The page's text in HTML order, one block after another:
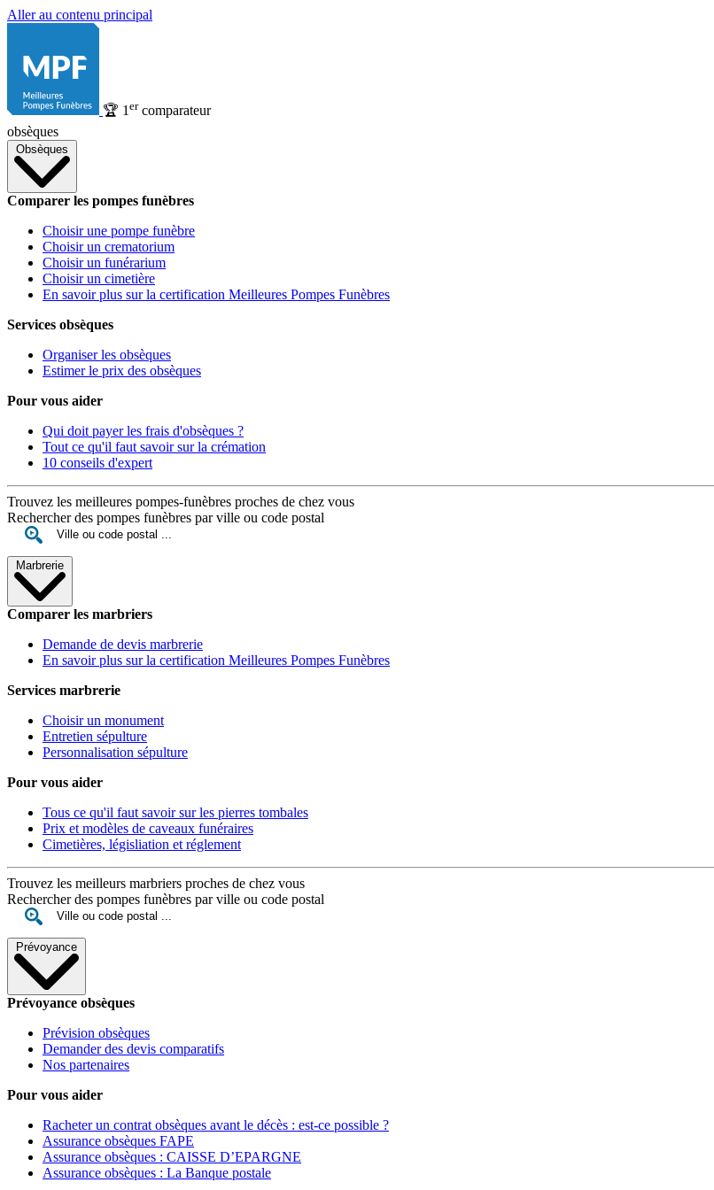
Aller au contenu principal
🏆 1 ercomparateur
obsèques
Obsèques
Comparer les pompes funèbres
Choisir une pompe funèbre
Choisir un crematorium
Choisir un funérarium
Choisir un cimetière
En savoir plus sur la certification Meilleures Pompes Funèbres
Services obsèques
Organiser les obsèques
Estimer le prix des obsèques
Pour vous aider
Qui doit payer les frais d'obsèques ?
Tout ce qu'il faut savoir sur la crémation
10 conseils d'expert
Trouvez les meilleures pompes-funèbres proches de chez vous
Rechercher des pompes funèbres par ville ou code postal
Marbrerie
Comparer les marbriers
Demande de devis marbrerie
En savoir plus sur la certification Meilleures Pompes Funèbres
Services marbrerie
Choisir un monument
Entretien sépulture
Personnalisation sépulture
Pour vous aider
Tous ce qu'il faut savoir sur les pierres tombales
Prix et modèles de caveaux funéraires
Cimetières, législiation et réglement
Trouvez les meilleurs marbriers proches de chez vous
Rechercher des pompes funèbres par ville ou code postal
Prévoyance
Prévoyance obsèques
Prévision obsèques
Demander des devis comparatifs
Nos partenaires
Pour vous aider
Racheter un contrat obsèques avant le décès : est-ce possible ?
Assurance obsèques FAPE
Assurance obsèques : CAISSE D’EPARGNE
Assurance obsèques : La Banque postale